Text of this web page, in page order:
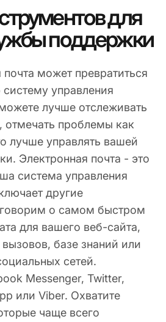
для
поддержки
может превратиться
управления
лучше отслеживать
отмечать проблемы как
лучше управлять вашей
Электронная почта - это
система управления
другие
о самом быстром
для вашего веб-сайта,
базе знаний или
сетей.
Messenger, Twitter,
или Viber. Охватите
чаще всего